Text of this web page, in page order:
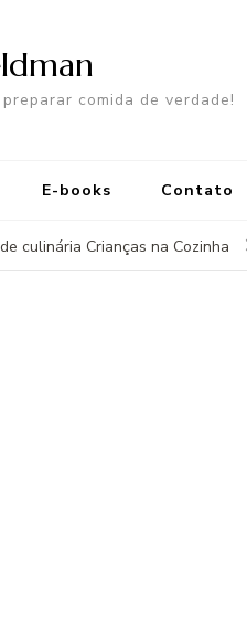
comida de verdade!
E-books Contato
culinária Crianças na Cozinha